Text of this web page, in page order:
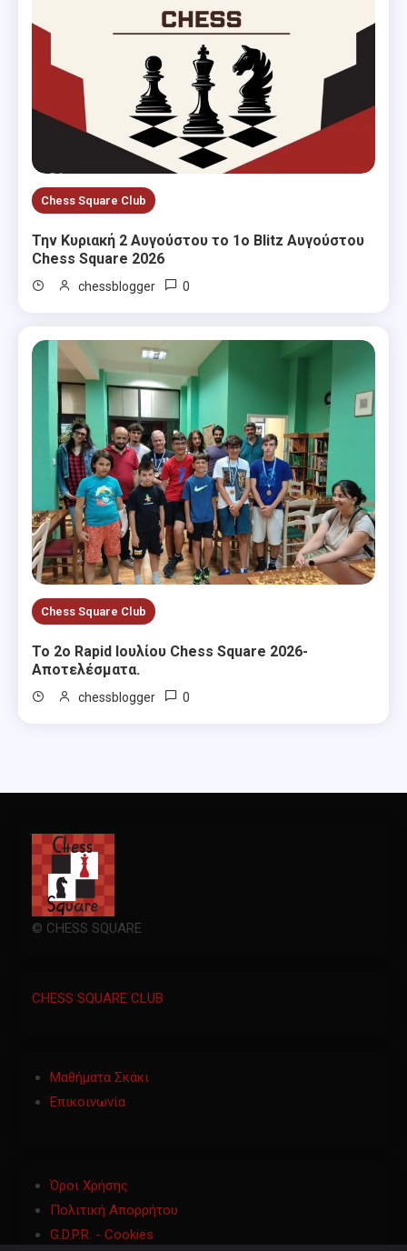
Chess Square Club
Την Κυριακή 2 Αυγούστου το 1ο Blitz Αυγούστου
Chess Square 2026
chessblogger 0
Chess Square Club
Το 2ο Rapid Ιουλίου Chess Square 2026-
Αποτελέσματα.
chessblogger 0
© CHESS SQUARE
CHESS SQUARE CLUB
Μαθήματα Σκάκι
Επικοινωνία
Όροι Χρήσης
Πολιτική Απορρήτου
G.D.P.R. - Cookies